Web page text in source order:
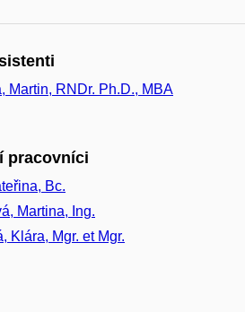
Komenda, Martin, RNDr. Ph.D., MBA
pracovníci
Kateřina, Bc.
Bednárová, Martina, Ing.
Bouzková, Klára, Mgr. et Mgr.